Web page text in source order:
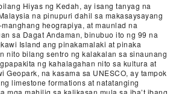
Hiyas ng Kedah, ay isang tanyag na
na pinupuri dahil sa makasaysayang
heograpiya, at maunlad na
sa Dagat Andaman, binubuo ito ng 99 na
Island ang pinakamalaki at pinaka
nito bilang sentro ng kalakalan sa sinaunang
ng kahalagahan nito sa kultura at
Geopark, na kasama sa UNESCO, ay tampok
limestone formations at natatanging
mga mahilig sa kalikasan mula sa iba’t ibang